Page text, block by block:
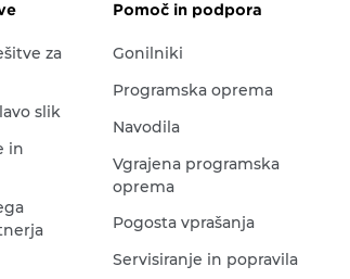
za
slik
in
Pomoč in podpora
Gonilniki
Programska oprema
Navodila
Vgrajena programska
oprema
Pogosta vprašanja
Servisiranje in popravila